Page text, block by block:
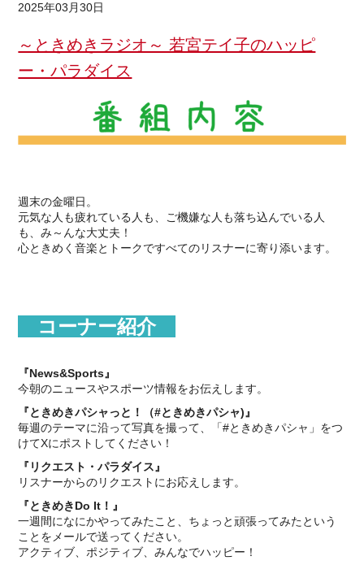
2025年03月30日
～ときめきラジオ～ 若宮テイ子のハッピ
ー・パラダイス
週末の金曜日。
元気な人も疲れている人も、ご機嫌な人も落ち込んでいる人
も、み～んな大丈夫！
心ときめく音楽とトークですべてのリスナーに寄り添います。
コーナー紹介
『News&Sports』
今朝のニュースやスポーツ情報をお伝えします。
『ときめきパシャっと！（#ときめきパシャ)』
毎週のテーマに沿って写真を撮って、「#ときめきパシャ」をつ
けてXにポストしてください！
『リクエスト・パラダイス』
リスナーからのリクエストにお応えします。
『ときめきDo It！』
一週間になにかやってみたこと、ちょっと頑張ってみたという
ことをメールで送ってください。
アクティブ、ポジティブ、みんなでハッピー！